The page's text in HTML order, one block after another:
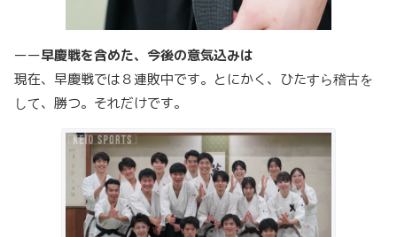
ーー早慶戦を含めた、今後の意気込みは
現在、早慶戦では８連敗中です。とにかく、ひたすら稽古を
して、勝つ。それだけです。